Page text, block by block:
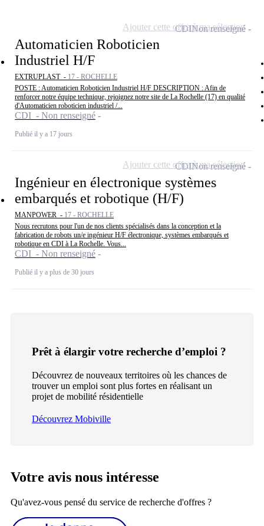
Automaticien Roboticien
Industriel H/F
EXTRUPLAST - 17 - ROCHELLE
POSTE : Automaticien Roboticien Industriel H/F DESCRIPTION : Afin de
renforcer notre équipe technique, rejoignez notre site de La Rochelle (17) en qualité
d'Automaticien roboticien industriel /...
CDI - Non renseigné
Publié il y a 17 jours
CDINon renseigné
Ajouter cette offre à ma sélection
Ingénieur en électronique systèmes
embarqués et robotique (H/F)
MANPOWER - 17 - ROCHELLE
Nous recrutons pour l'un de nos clients spécialisés dans la conception et la
fabrication de robots un/e ingénieur H/F électronique, systèmes embarqués et
robotique en CDI à La Rochelle. Vous...
CDI - Non renseigné
Publié il y a plus de 30 jours
CDINon renseigné
Ajouter cette offre à ma sélection
Prêt à élargir votre recherche d’emploi ?
Découvrez de nouveaux territoires où les chances de
trouver un emploi sont plus fortes en réalisant un
projet de mobilité résidentielle
Découvrez Mobiville
Votre avis nous intéresse
Qu'avez-vous pensé du service de recherche d'offres ?